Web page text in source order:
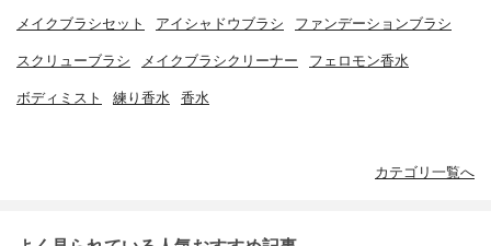
メイクブラシセット アイシャドウブラシ ファンデーションブラシ
スクリューブラシ メイクブラシクリーナー フェロモン香水
ボディミスト 練り香水 香水
カテゴリ一覧へ